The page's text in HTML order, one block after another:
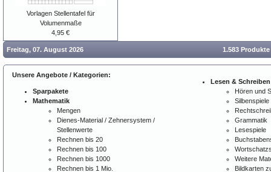
Vorlagen Stellentafel für
Volumenmaße
4,95 €
Freitag, 07. August 2026 1.583
Unsere Angebote / Kategorien:
Sparpakete
Mathematik
Mengen
Dienes-Material / Zehnersystem /
Stellenwerte
Rechnen bis 20
Rechnen bis 100
Rechnen bis 1000
Rechnen bis 1 Mio.
Lesen & Schreiben
Hören und
Silbenspiele
Grammatik
Lesespiele
Weitere
Bildkarten